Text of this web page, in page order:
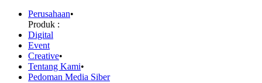
Perusahaan•
Produk :
Digital
Event
Creative•
Tentang Kami•
Pedoman Media Siber